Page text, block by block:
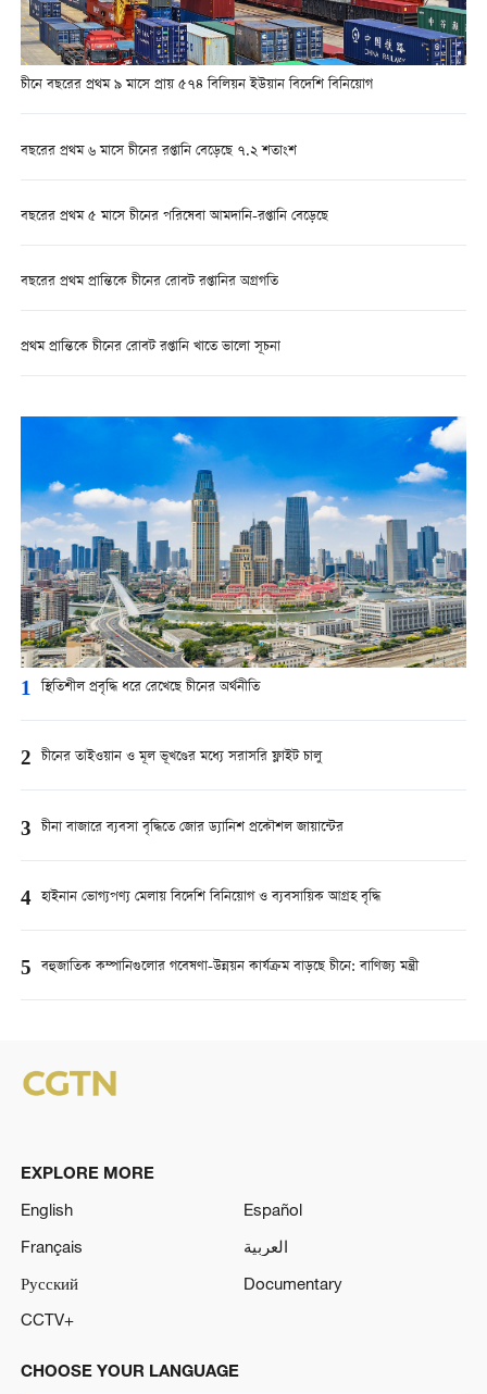
চীনে বছরের প্রথম ৯ মাসে প্রায় ৫৭৪ বিলিয়ন ইউয়ান বিদেশি বিনিয়োগ
বছরের প্রথম ৬ মাসে চীনের রপ্তানি বেড়েছে ৭.২ শতাংশ
বছরের প্রথম ৫ মাসে চীনের পরিষেবা আমদানি-রপ্তানি বেড়েছে
বছরের প্রথম প্রান্তিকে চীনের রোবট রপ্তানির অগ্রগতি
প্রথম প্রান্তিকে চীনের রোবট রপ্তানি খাতে ভালো সূচনা
1 স্থিতিশীল প্রবৃদ্ধি ধরে রেখেছে চীনের অর্থনীতি
2 চীনের তাইওয়ান ও মূল ভূখণ্ডের মধ্যে সরাসরি ফ্লাইট চালু
3 চীনা বাজারে ব্যবসা বৃদ্ধিতে জোর ড্যানিশ প্রকৌশল জায়ান্টের
4 হাইনান ভোগ্যপণ্য মেলায় বিদেশি বিনিয়োগ ও ব্যবসায়িক আগ্রহ বৃদ্ধি
5 বহুজাতিক কম্পানিগুলোর গবেষণা-উন্নয়ন কার্যক্রম বাড়ছে চীনে: বাণিজ্য মন্ত্রী
EXPLORE MORE
English
Español
Français
العربية
Русский
Documentary
CCTV+
CHOOSE YOUR LANGUAGE